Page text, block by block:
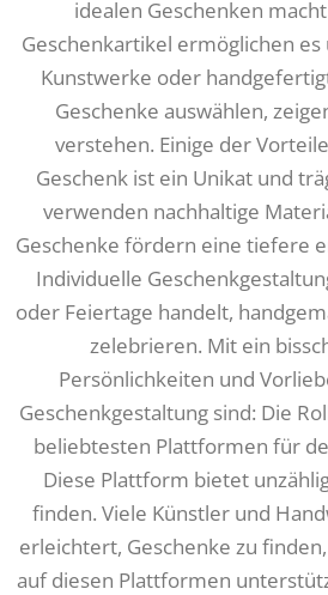
idealen Geschenken
Geschenkartikel ermöglichen
Kunstwerke oder
Geschenke auswählen,
verstehen. Einige der
Geschenk ist ein Unikat und
verwenden nachhaltige
Geschenke fördern eine tiefere
Individuelle
oder Feiertage handelt,
zelebrieren. Mit ein
Persönlichkeiten und
Geschenkgestaltung sind: Die
beliebtesten Plattformen für
Diese Plattform bietet
finden. Viele Künstler und
erleichtert, Geschenke zu
auf diesen Plattformen